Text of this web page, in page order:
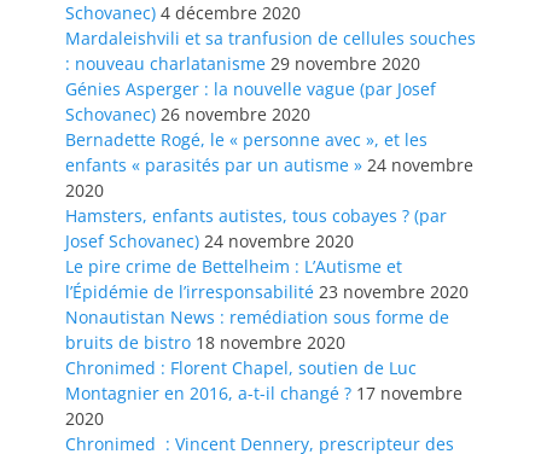
Schovanec) 4 décembre 2020
Mardaleishvili et sa tranfusion de cellules souches
: nouveau charlatanisme 29 novembre 2020
Génies Asperger : la nouvelle vague (par Josef
Schovanec) 26 novembre 2020
Bernadette Rogé, le « personne avec », et les
enfants « parasités par un autisme » 24 novembre
2020
Hamsters, enfants autistes, tous cobayes ? (par
Josef Schovanec) 24 novembre 2020
Le pire crime de Bettelheim : L’Autisme et
l’Épidémie de l’irresponsabilité 23 novembre 2020
Nonautistan News : remédiation sous forme de
bruits de bistro 18 novembre 2020
Chronimed : Florent Chapel, soutien de Luc
Montagnier en 2016, a-t-il changé ? 17 novembre
2020
Chronimed : Vincent Dennery, prescripteur des